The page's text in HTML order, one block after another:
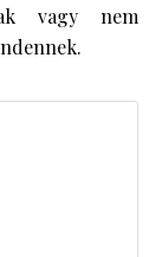
vagy nem